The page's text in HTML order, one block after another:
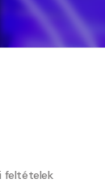
feltételek